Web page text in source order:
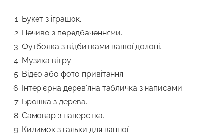
Букет з іграшок.
Печиво з передбаченнями.
Футболка з відбитками вашої долоні.
Музика вітру.
Відео або фото привітання.
Інтер’єрна дерев’яна табличка з написами.
Брошка з дерева.
Самовар з наперстка.
Килимок з гальки для ванної.